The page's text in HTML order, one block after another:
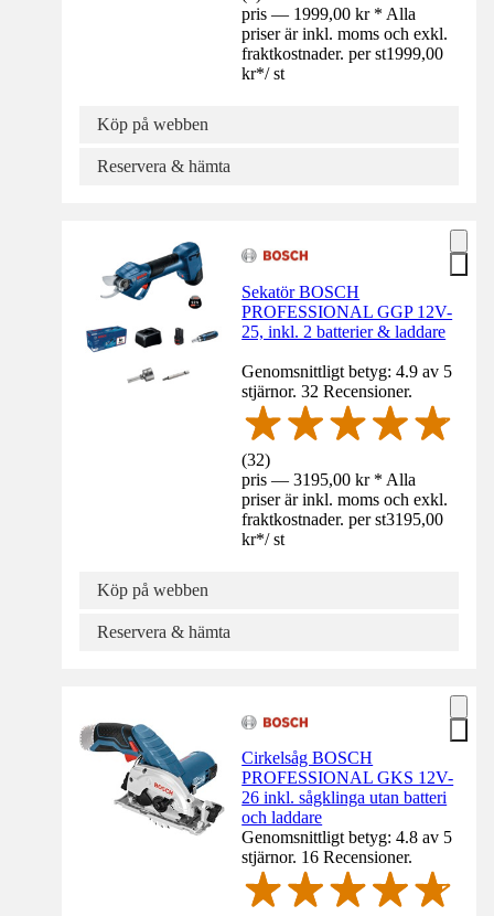
pris — 1999,00 kr * Alla
priser är inkl. moms och exkl.
fraktkostnader. per st1999,00
kr*/ st
Köp på webben
Reservera & hämta
Sekatör BOSCH
PROFESSIONAL GGP 12V-
25, inkl. 2 batterier & laddare
Genomsnittligt betyg: 4.9 av 5
stjärnor. 32 Recensioner.
(32)
pris — 3195,00 kr * Alla
priser är inkl. moms och exkl.
fraktkostnader. per st3195,00
kr*/ st
Köp på webben
Reservera & hämta
Cirkelsåg BOSCH
PROFESSIONAL GKS 12V-
26 inkl. sågklinga utan batteri
och laddare
Genomsnittligt betyg: 4.8 av 5
stjärnor. 16 Recensioner.